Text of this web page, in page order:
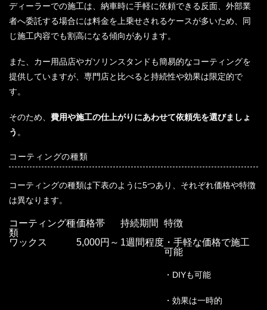
ディーラーでの施工は、納車時に手軽に依頼できる反面、外部業
者へ委託する場合には料金を上乗せされるケースが多いため、同
じ施工内容でも割高になる傾向があります。
また、カー用品店やガソリンスタンドも簡易的なコーティングを
提供していますが、専門店と比べると持続性や効果は限定的で
す。
そのため、 費用や施工の仕上がりにあわせて依頼先を選びましょ
う 。
コーティングの種類
コーティングの種類は下表のように5つあり、それぞれ価格や特徴
は異なります。
コーティング種
類
価格帯 持続期間
特徴
ワックス
5,000円～ 1週間程度 ・手軽な価格で施工
可能
・DIYも可能
・効果は一時的